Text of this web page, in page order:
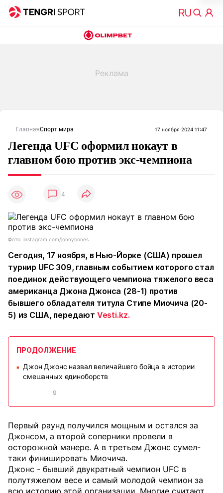
ГлавнаяСпорт мира 17 ноября 2024 11:47
Легенда UFC оформил нокаут в
главном бою против экс-чемпиона
4
Фото: instagram.com/jonnybones
Сегодня, 17 ноября, в Нью-Йорке (США) прошел
турнир UFC 309, главным событием которого стал
поединок действующего чемпиона тяжелого веса
американца Джона Джонса (28-1) против
бывшего обладателя титула Стипе Миочича (20-
5) из США, передают Vesti.kz.
ПРОДОЛЖЕНИЕ
■
Джон Джонс назвал величайшего бойца в истории
смешанных единоборств
9
Первый раунд получился мощным и остался за
Джонсом, а второй соперники провели в
осторожной манере. А в третьем Джонс сумел-
таки финишировать Миочича.
Джонс - бывший двукратный чемпион UFC в
полутяжелом весе и самый молодой чемпион за
всю историю этой организации. Многие считают